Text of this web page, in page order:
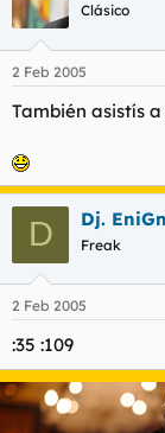
Clásico
2 Feb 2005
También asistís
D Dj.
Freak
2 Feb 2005
:35 :109